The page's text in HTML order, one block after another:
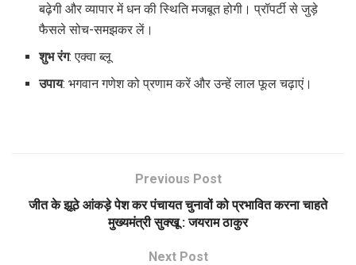
बढ़ेगी और व्यापार में धन की स्थिति मजबूत होगी। प्रॉपर्टी से जुड़े
फैसले सोच-समझकर लें।
शुभ रंग: एक्वा ब्लू
उपाय: भगवान गणेश को प्रणाम करें और उन्हें लाल फूल चढ़ाएं।
Previous Post
जीत के झूठे आंकड़े पेश कर पंचायत चुनावों को प्रभावित करना चाहते
मुख्यमंत्री सुक्खू : जयराम ठाकुर
Next Post